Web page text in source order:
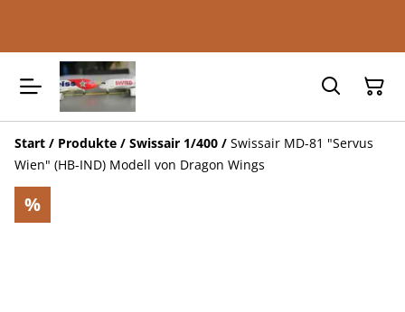
Start / Produkte / Swissair 1/400 / Swissair MD-81 "Servus
Wien" (HB-IND) Modell von Dragon Wings
%